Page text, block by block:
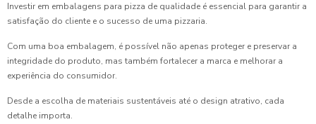
Investir em embalagens para pizza de qualidade é essencial para garantir a
satisfação do cliente e o sucesso de uma pizzaria.
Com uma boa embalagem, é possível não apenas proteger e preservar a
integridade do produto, mas também fortalecer a marca e melhorar a
experiência do consumidor.
Desde a escolha de materiais sustentáveis até o design atrativo, cada
detalhe importa.